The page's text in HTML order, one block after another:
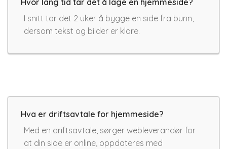
Hvor lang tid tar det å lage en hjemmeside?
I snitt tar det 2 uker å bygge en side fra bunn,
dersom tekst og bilder er klare.
Hva er driftsavtale for hjemmeside?
Med en driftsavtale, sørger webleverandør for
at din side er online, oppdateres med